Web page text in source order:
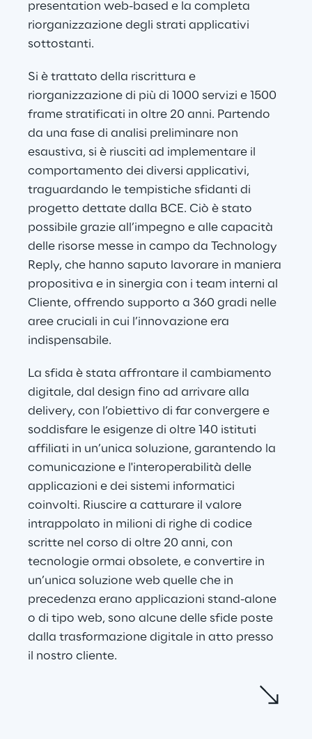
presentation web-based e la completa
riorganizzazione degli strati applicativi
sottostanti.
Si è trattato della riscrittura e
riorganizzazione di più di 1000 servizi e 1500
frame stratificati in oltre 20 anni. Partendo
da una fase di analisi preliminare non
esaustiva, si è riusciti ad implementare il
comportamento dei diversi applicativi,
traguardando le tempistiche sfidanti di
progetto dettate dalla BCE. Ciò è stato
possibile grazie all’impegno e alle capacità
delle risorse messe in campo da Technology
Reply, che hanno saputo lavorare in maniera
propositiva e in sinergia con i team interni al
Cliente, offrendo supporto a 360 gradi nelle
aree cruciali in cui l’innovazione era
indispensabile.
La sfida è stata affrontare il cambiamento
digitale, dal design fino ad arrivare alla
delivery, con l’obiettivo di far convergere e
soddisfare le esigenze di oltre 140 istituti
affiliati in un’unica soluzione, garantendo la
comunicazione e l'interoperabilità delle
applicazioni e dei sistemi informatici
coinvolti. Riuscire a catturare il valore
intrappolato in milioni di righe di codice
scritte nel corso di oltre 20 anni, con
tecnologie ormai obsolete, e convertire in
un’unica soluzione web quelle che in
precedenza erano applicazioni stand-alone
o di tipo web, sono alcune delle sfide poste
dalla trasformazione digitale in atto presso
il nostro cliente.
Reverse engineering e reingegnerizzazione